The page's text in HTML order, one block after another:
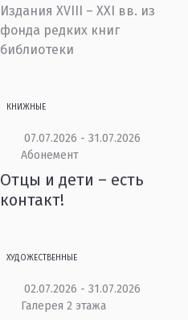
Издания XVIII – XXI вв. из
фонда редких книг
библиотеки
КНИЖНЫЕ
07.07.2026 - 31.07.2026
Абонемент
Отцы и дети – есть
контакт!
ХУДОЖЕСТВЕННЫЕ
02.07.2026 - 31.07.2026
Галерея 2 этажа